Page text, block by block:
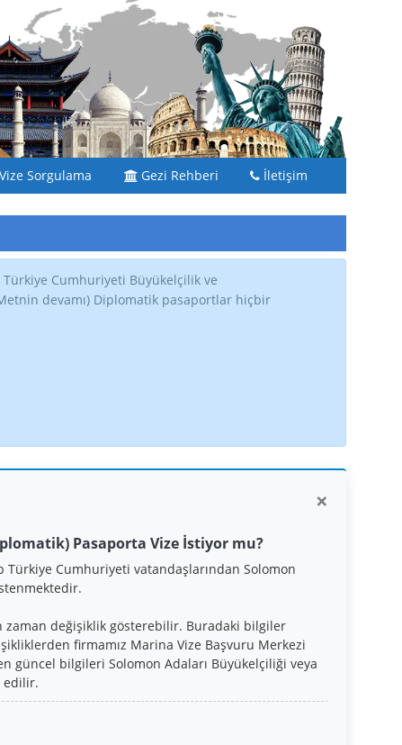
Vize Sorgulama Gezi Rehberi İletişim
Türkiye Cumhuriyeti Büyükelçilik ve
devamı) Diplomatik pasaportlar hiçbir
×
Pasaporta Vize İstiyor mu?
Cumhuriyeti vatandaşlarından Solomon
zaman değişiklik gösterebilir. Buradaki bilgiler
firmamız Marina Vize Başvuru Merkezi
güncel bilgileri Solomon Adaları Büyükelçiliği veya
edilir.